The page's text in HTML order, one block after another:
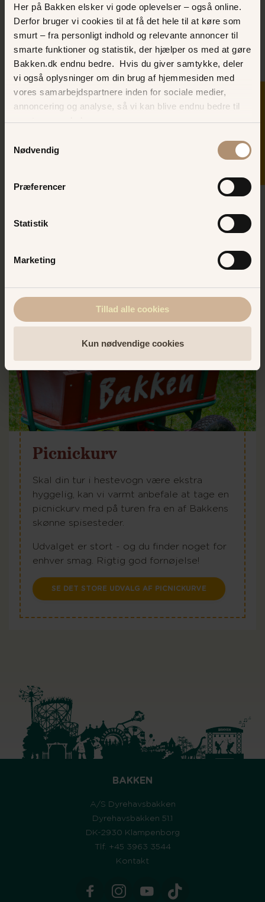
Her på Bakken elsker vi gode oplevelser – også online.
Derfor bruger vi cookies til at få det hele til at køre som
smurt – fra personligt indhold og relevante annoncer til
smarte funktioner og statistik, der hjælper os med at gøre
Bakken.dk endnu bedre. Hvis du giver samtykke, deler
vi også oplysninger om din brug af hjemmesiden med
vores samarbejdspartnere inden for sociale medier,
annoncering og analyse, så vi kan blive endnu bedre til
næste gang, du besøger os.
Nødvendig
Præferencer
Statistik
Marketing
Tillad alle cookies
Kun nødvendige cookies
SKER I DAG
Picnickurv
Skal din tur i hestevogn være ekstra
hyggelig, kan vi varmt anbefale at tage en
picnickurv med på turen fra en af Bakkens
skønne spisesteder.
Udvalget er stort - og du finder noget for
enhver smag. Rigtig god fornøjelse!
SE DET STORE UDVALG AF PICNICKURVE
BAKKEN
A/S Dyrehavsbakken
Dyrehavsbakken 51.1
DK-2930 Klampenborg
Tlf. +45 3963 3544
Kontakt